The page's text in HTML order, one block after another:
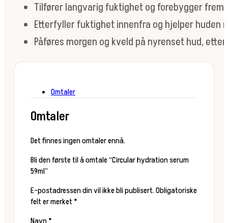
Tilfører langvarig fuktighet og forebygger
Etterfyller fuktighet innenfra og hjelper huden
Påføres morgen og kveld på nyrenset hud,
Omtaler
Omtaler
Det finnes ingen omtaler ennå.
Bli den første til å omtale “Circular hydration serum
59ml”
E-postadressen din vil ikke bli publisert.Obligatoriske
felt er merket*